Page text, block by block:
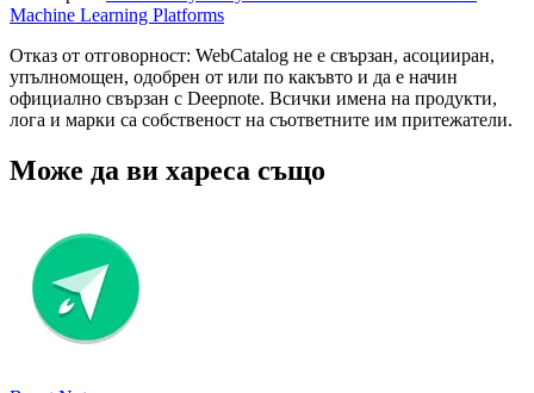
Machine Learning Platforms
Отказ от отговорност: WebCatalog не е свързан, асоцииран,
упълномощен, одобрен от или по какъвто и да е начин
официално свързан с Deepnote. Всички имена на продукти,
лога и марки са собственост на съответните им притежатели.
Може да ви хареса също